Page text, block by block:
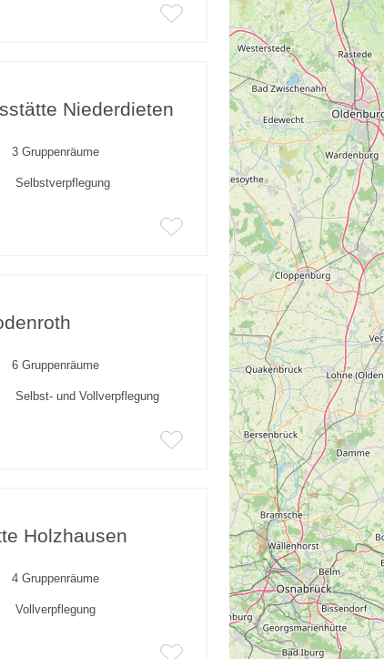
Niederdieten
3 Gruppenräume
Selbstverpflegung
6 Gruppenräume
Selbst- und Vollverpflegung
Holzhausen
4 Gruppenräume
Vollverpflegung